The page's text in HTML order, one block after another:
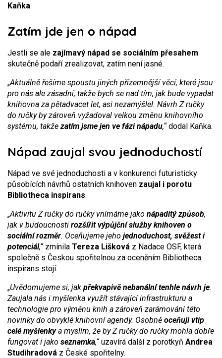
Kaňka.
Zatím jde jen o nápad
Jestli se ale zajímavý nápad se sociálním přesahem
skutečně podaří zrealizovat, zatím není jasné.
„Aktuálně řešíme spoustu jiných přízemnější věcí, které jsou
pro nás ale zásadní, takže bych se nad tím, jak bude vypadat
knihovna za pětadvacet let, asi nezamýšlel. Návrh Z ručky
do ručky by zároveň vyžadoval velkou změnu knihovního
systému, takžezatím jsme jen ve fázi nápadu,“dodal Kaňka.
Nápad zaujal svou jednoduchostí
Nápad ve své jednoduchosti a v konkurenci futuristicky
působících návrhů ostatních knihoven zaujal i porotu
Bibliotheca inspirans.
„Aktivitu Z ručky do ručky vnímáme jako nápaditý způsob,
jak v budoucnosti rozšířit výpůjční služby knihoven o
sociální rozměr. Oceňujeme jeho jednoduchost, svěžest i
potenciál,“ zmínila Tereza Lišková z Nadace OSF, která
společně s Českou spořitelnou za oceněním Bibliotheca
inspirans stojí.
„Uvědomujeme si, jak překvapivě nebanální tenhle návrh je.
Zaujala nás i myšlenka využít stávající infrastrukturu a
technologie pro výměnu knih a zároveň zarámování této
novinky do obvyklé knihovní agendy. Osobně oceňuji vtip
celé myšlenkya myslím, že by Z ručky do ručky mohla dobře
fungovat i jako seznamka,“uzavírá další z porotkyň Andrea
Studihradová z České spořitelny.